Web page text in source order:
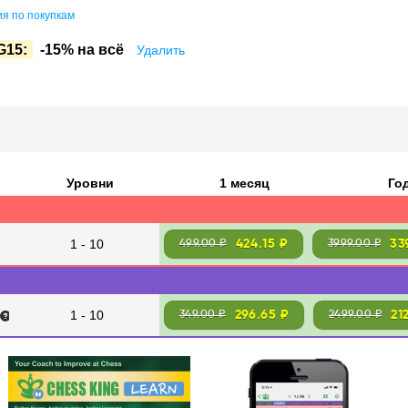
по покупкам
-15% на всё Удалить
Уровни 1 месяц
1 - 10 499.00 ₽ 424.15 ₽ 3999.00 ₽
1 - 10 349.00 ₽ 296.65 ₽ 2499.00 ₽